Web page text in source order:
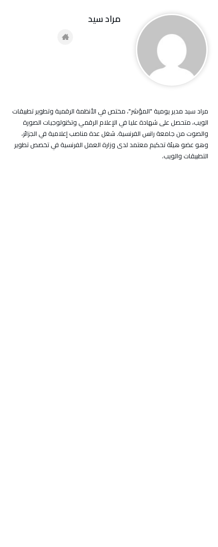
مراد سيد
مراد سيد مدير يومية "المؤشر"، مختص في الأنظمة الرقمية وتطوير تطبيقات
الويب، متحصل على شهادة عليا في الإعلام الرقمي وتكنولوجيات الصورة
والصوت من جامعة رانس الفرنسية. شغل عدة مناصب إعلامية في الجزائر،
وهو عضو هيئة تحكيم معتمد لدى وزارة العمل الفرنسية في تخصص تطوير
التطبيقات والويب.